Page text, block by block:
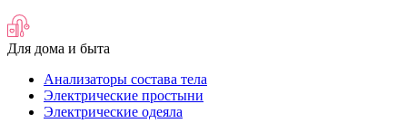
Для дома и быта
Анализаторы состава тела
Электрические простыни
Электрические одеяла